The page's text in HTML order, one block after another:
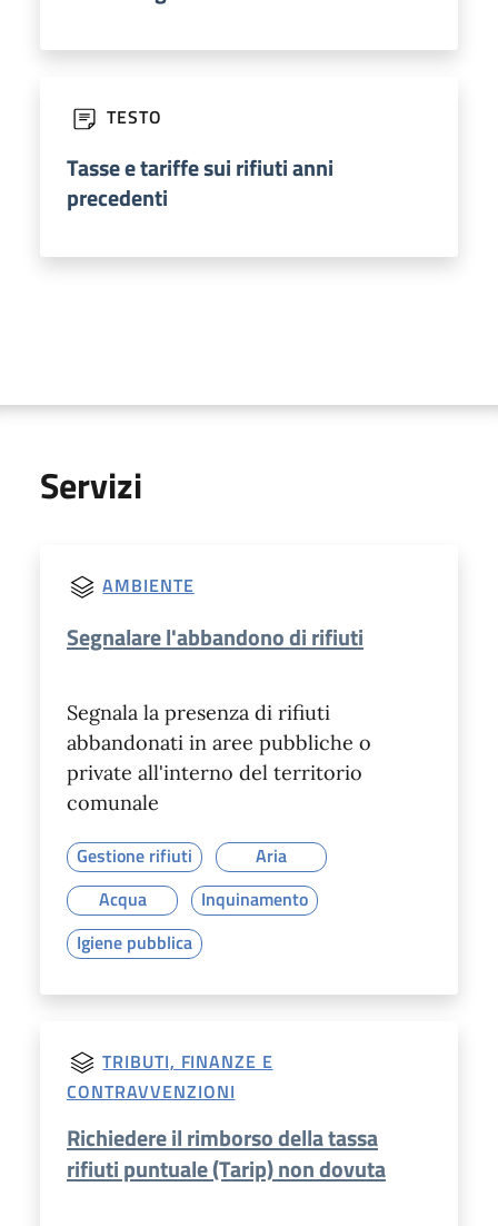
TESTO
Tasse e tariffe sui rifiuti anni
precedenti
Servizi
AMBIENTE
Segnalare l'abbandono di rifiuti
Segnala la presenza di rifiuti
abbandonati in aree pubbliche o
private all'interno del territorio
comunale
Gestione rifiuti
Aria
Acqua
Inquinamento
Igiene pubblica
TRIBUTI, FINANZE E
CONTRAVVENZIONI
Richiedere il rimborso della tassa
rifiuti puntuale (Tarip) non dovuta